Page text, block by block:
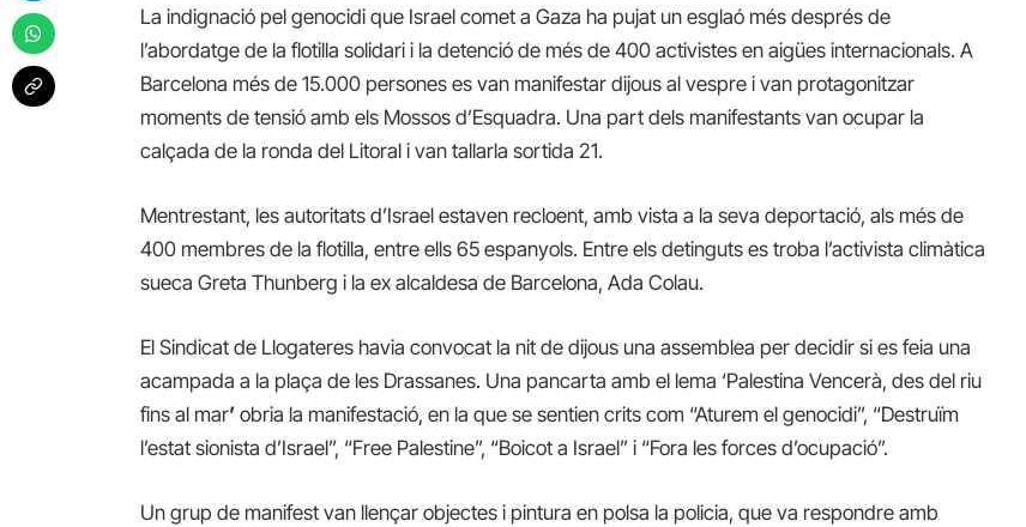
La indignació pel genocidi que Israel comet a Gaza ha pujat un esglaó més després de
l’abordatge de la flotilla solidari i la detenció de més de 400 activistes en aigües internacionals. A
Barcelona més de 15.000 persones es van manifestar dijous al vespre i van protagonitzar
moments de tensió amb els Mossos d’Esquadra. Una part dels manifestants van ocupar la
calçada de la ronda del Litoral i van tallarla sortida 21.
Mentrestant, les autoritats d’Israel estaven recloent, amb vista a la seva deportació, als més de
400 membres de la flotilla, entre ells 65 espanyols. Entre els detinguts es troba l’activista climàtica
sueca Greta Thunberg i la ex alcaldesa de Barcelona, Ada Colau.
El Sindicat de Llogateres havia convocat la nit de dijous una assemblea per decidir si es feia una
acampada a la plaça de les Drassanes. Una pancarta amb el lema ‘Palestina Vencerà, des del riu
fins al mar’ obria la manifestació, en la que se sentien crits com “Aturem el genocidi”, “Destruïm
l’estat sionista d’Israel”, “Free Palestine”, “Boicot a Israel” i “Fora les forces d’ocupació”.
Un grup de manifest van llençar objectes i pintura en polsa la policia, que va respondre amb